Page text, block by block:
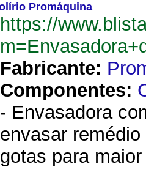
Promáquina
https://
Fabricante:
Componentes:
- Envasadora
envasar
gotas para